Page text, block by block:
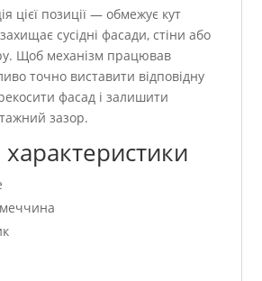
цієї позиції — обмежує кут
сусідні фасади, стіни або
Щоб механізм працював
точно виставити відповідну
фасад і залишити
зазор.
характеристики